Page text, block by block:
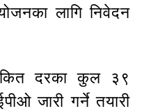
लागि निवेदन
दरका कुल ३९
जारी गर्ने तयारी